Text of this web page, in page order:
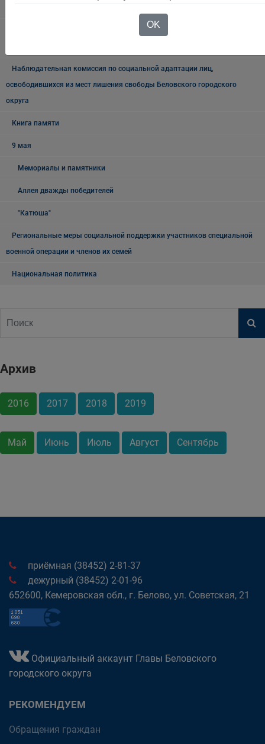
Межведомственная антинаркотическая комиссии в Беловском
Наблюдательная комиссия по социальной адаптации лиц,
освободившихся из мест лишения свободы Беловского городского
округа
Книга памяти
9 мая
Мемориалы и памятники
Аллея дважды победителей
"Катюша"
Региональные меры социальной поддержки участников специальной
военной операции и членов их семей
Национальная политика
Архив
2016 2017 2018 2019
Май Июнь Июль Август Сентябрь
приёмная (38452) 2-81-37
дежурный (38452) 2-01-96
652600, Кемеровская обл., г. Белово, ул. Советская, 21
Официальный аккаунт Главы Беловского
городского округа
РЕКОМЕНДУЕМ
Обращения граждан
OK